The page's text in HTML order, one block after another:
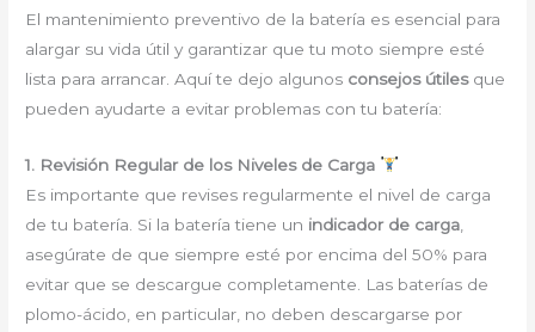
El mantenimiento preventivo de la batería es esencial para
alargar su vida útil y garantizar que tu moto siempre esté
lista para arrancar. Aquí te dejo algunos consejos útilesque
pueden ayudarte a evitar problemas con tu batería:
1. Revisión Regular de los Niveles de Carga
Es importante que revises regularmente el nivel de carga
de tu batería. Si la batería tiene un indicador de carga
asegúrate de que siempre esté por encima del 50% para
evitar que se descargue completamente. Las baterías de
plomo-ácido, en particular, no deben descargarse por